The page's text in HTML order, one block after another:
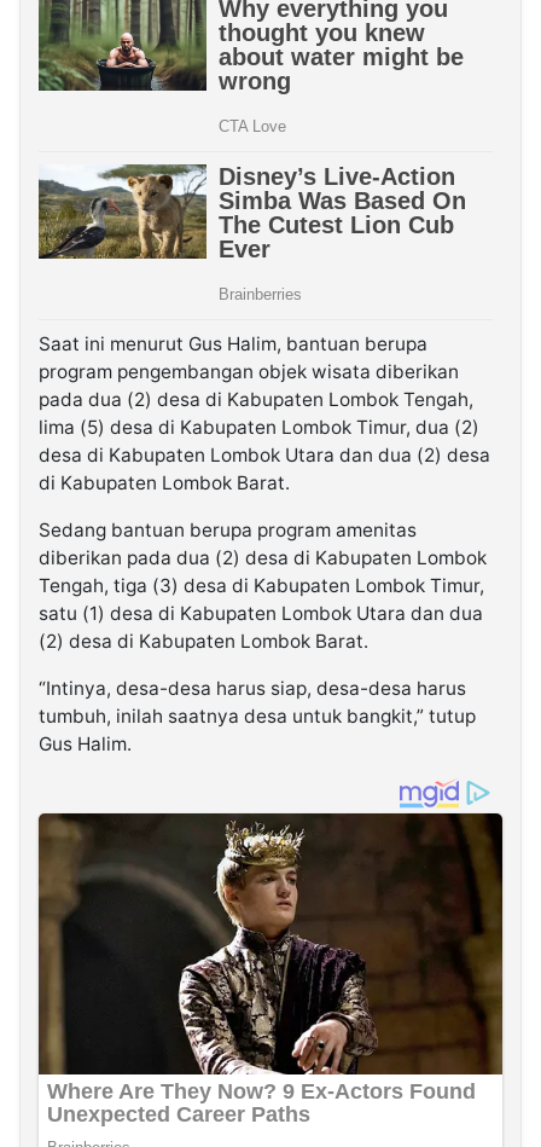
Saat ini menurut Gus Halim, bantuan berupa
program pengembangan objek wisata diberikan
pada dua (2) desa di Kabupaten Lombok Tengah,
lima (5) desa di Kabupaten Lombok Timur, dua (2)
desa di Kabupaten Lombok Utara dan dua (2) desa
di Kabupaten Lombok Barat.
Sedang bantuan berupa program amenitas
diberikan pada dua (2) desa di Kabupaten Lombok
Tengah, tiga (3) desa di Kabupaten Lombok Timur,
satu (1) desa di Kabupaten Lombok Utara dan dua
(2) desa di Kabupaten Lombok Barat.
“Intinya, desa-desa harus siap, desa-desa harus
tumbuh, inilah saatnya desa untuk bangkit,” tutup
Gus Halim.